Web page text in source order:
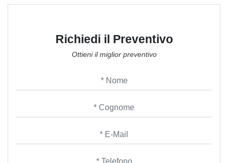
Richiedi il Preventivo
Ottieni il miglior preventivo